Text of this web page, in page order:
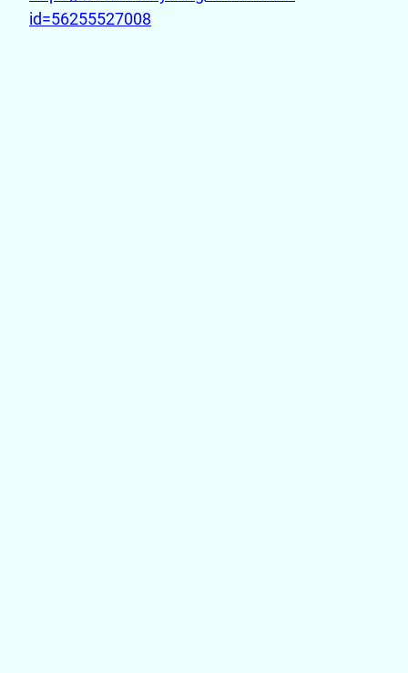
id=56255527008